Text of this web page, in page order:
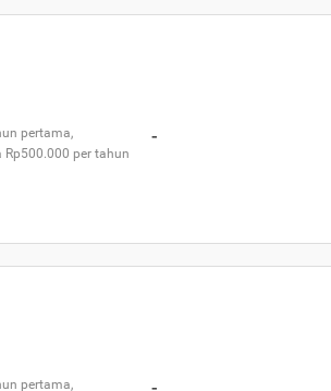
pertama,
Rp500.000 per tahun
-
pertama,